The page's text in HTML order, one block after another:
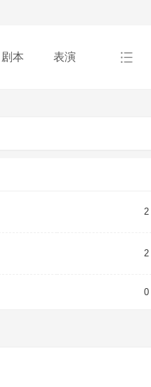
剧本 表演
2
2
0